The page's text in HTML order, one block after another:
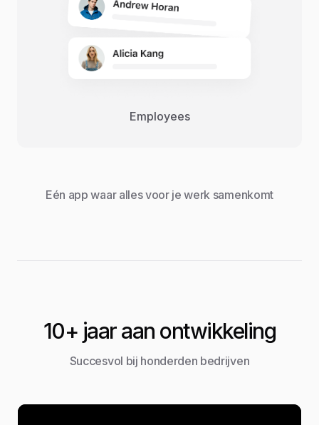
Employees
Eén app waar alles voor je werk samenkomt
10+ jaar aan ontwikkeling
Succesvol bij honderden bedrijven